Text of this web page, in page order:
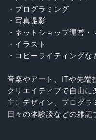
・プログラミング
・写真撮影
・ネットショップ運営・
・イラスト
・コピーライティングな
音楽やアート、ITや先端
クリエイティブで自由に
主にデザイン、プログラ
日々の体験談などの雑記